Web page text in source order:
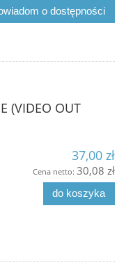
o dostępności
(VIDEO OUT
37,00 zł
Cena netto: 30,08 zł
do koszyka